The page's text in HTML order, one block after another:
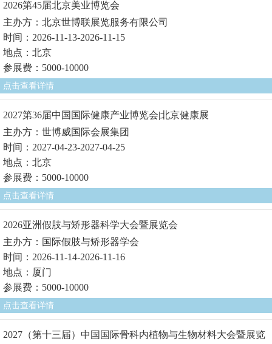
2026第45届北京美业博览会
主办方：北京世博联展览服务有限公司
时间：2026-11-13-2026-11-15
地点：北京
参展费：5000-10000
点击查看详情
2027第36届中国国际健康产业博览会|北京健康展
主办方：世博威国际会展集团
时间：2027-04-23-2027-04-25
地点：北京
参展费：5000-10000
点击查看详情
2026亚洲假肢与矫形器科学大会暨展览会
主办方：国际假肢与矫形器学会
时间：2026-11-14-2026-11-16
地点：厦门
参展费：5000-10000
点击查看详情
2027（第十三届）中国国际骨科内植物与生物材料大会暨展览